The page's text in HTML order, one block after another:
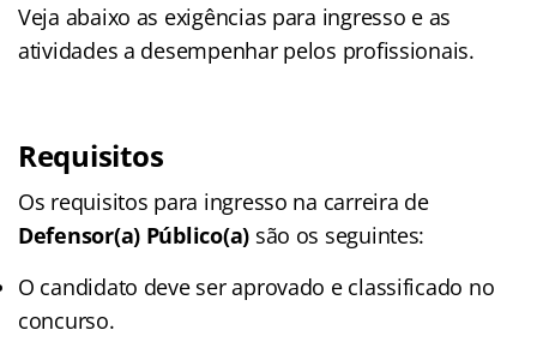
Veja abaixo as exigências para ingresso e as
atividades a desempenhar pelos profissionais.
Requisitos
Os requisitos para ingresso na carreira de
Defensor(a) Público(a) são os seguintes:
O candidato deve ser aprovado e classificado no
concurso.